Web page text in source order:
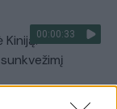
00:00:33